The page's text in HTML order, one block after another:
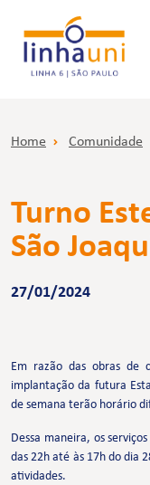
Home Comunidade
Turno
São
27/01/2024
Em razão das obras de
implantação da futura
de semana terão horário
Dessa maneira, os
das 22h até às 17h do dia
atividades.